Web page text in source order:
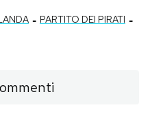
- PARTITO DEI PIRATI -